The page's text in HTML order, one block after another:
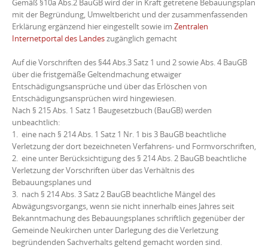
Gemäß §10a Abs.2 BauGB wird der in Kraft getretene Bebauungsplan
mit der Begründung, Umweltbericht und der zusammenfassenden
Erklärung ergänzend hier eingestellt sowie im Zentralen
Internetportal des Landeszugänglich gemacht
Auf die Vorschriften des §44 Abs.3 Satz 1 und 2 sowie Abs. 4 BauGB
über die fristgemäße Geltendmachung etwaiger
Entschädigungsansprüche und über das Erlöschen von
Entschädigungsansprüchen wird hingewiesen.
Nach § 215 Abs. 1 Satz 1 Baugesetzbuch (BauGB) werden
unbeachtlich:
1. eine nach § 214 Abs. 1 Satz 1 Nr. 1 bis 3 BauGB beachtliche
Verletzung der dort bezeichneten Verfahrens- und Formvorschriften,
2. eine unter Berücksichtigung des § 214 Abs. 2 BauGB beachtliche
Verletzung der Vorschriften über das Verhältnis des
Bebauungsplanes und
3. nach § 214 Abs. 3 Satz 2 BauGB beachtliche Mängel des
Abwägungsvorgangs, wenn sie nicht innerhalb eines Jahres seit
Bekanntmachung des Bebauungsplanes schriftlich gegenüber der
Gemeinde Neukirchen unter Darlegung des die Verletzung
begründenden Sachverhalts geltend gemacht worden sind.